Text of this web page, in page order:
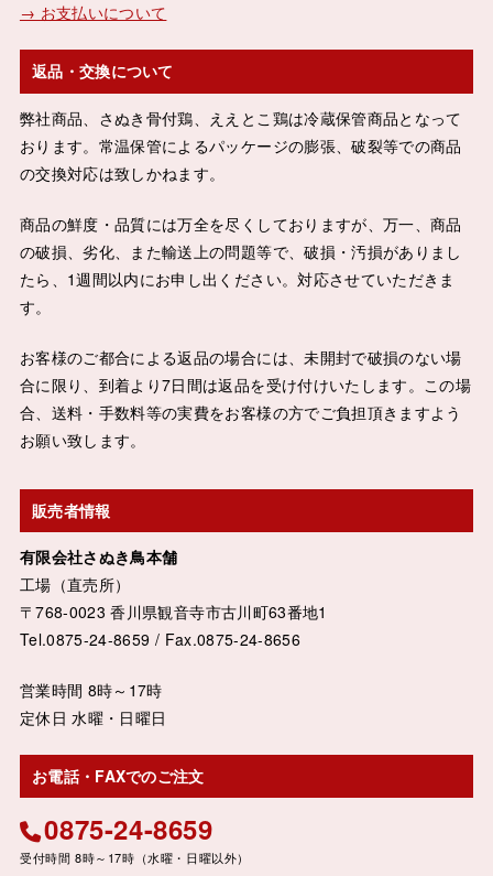
→ お支払いについて
返品・交換について
弊社商品、さぬき骨付鶏、ええとこ鶏は冷蔵保管商品となって
おります。常温保管によるパッケージの膨張、破裂等での商品
の交換対応は致しかねます。
商品の鮮度・品質には万全を尽くしておりますが、万一、商品
の破損、劣化、また輸送上の問題等で、破損・汚損がありまし
たら、1週間以内にお申し出ください。対応させていただきま
す。
お客様のご都合による返品の場合には、未開封で破損のない場
合に限り、到着より7日間は返品を受け付けいたします。この場
合、送料・手数料等の実費をお客様の方でご負担頂きますよう
お願い致します。
販売者情報
有限会社さぬき鳥本舗
工場（直売所）
〒768-0023 香川県観音寺市古川町63番地1
Tel.0875-24-8659 / Fax.0875-24-8656
営業時間 8時～17時
定休日 水曜・日曜日
お電話・FAXでのご注文
0875-24-8659